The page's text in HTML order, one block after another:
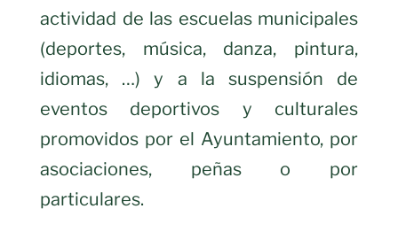
actividad de las escuelas municipales
(deportes, música, danza, pintura,
idiomas, …) y a la suspensión de
eventos deportivos y culturales
promovidos por el Ayuntamiento, por
asociaciones, peñas o por
particulares.